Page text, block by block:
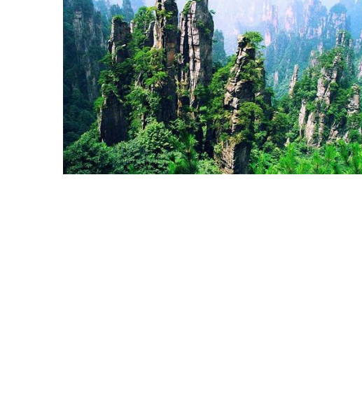
Hit enter to search or ESC to close